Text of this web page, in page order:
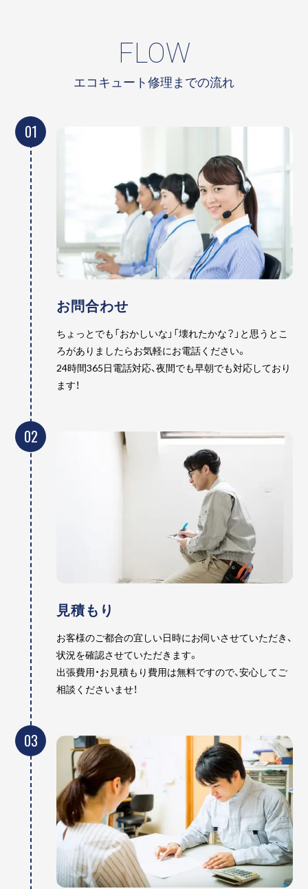
FLOW
エコキュート修理までの流れ
01
お問合わせ
ちょっとでも「おかしいな」「壊れたかな？」と思うとこ
ろがありましたらお気軽にお電話ください。
24時間365日電話対応、夜間でも早朝でも対応しており
ます！
02
見積もり
お客様のご都合の宜しい日時にお伺いさせていただき、
状況を確認させていただきます。
出張費用・お見積もり費用は無料ですので、安心してご
相談くださいませ！
03